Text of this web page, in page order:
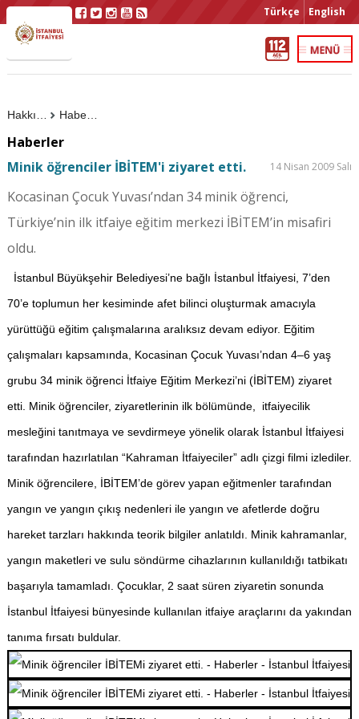
Türkçe English
Haberler
Haberler
Minik öğrenciler İBİTEM'i ziyaret etti.
14 Nisan 2009 Salı
Kocasinan Çocuk Yuvası’ndan 34 minik öğrenci,
Türkiye’nin ilk itfaiye eğitim merkezi İBİTEM’in misafiri
oldu.
İstanbul Büyükşehir Belediyesi’ne bağlı İstanbul İtfaiyesi, 7’den
70’e toplumun her kesiminde afet bilinci oluşturmak amacıyla
yürüttüğü eğitim çalışmalarına aralıksız devam ediyor. Eğitim
çalışmaları kapsamında, Kocasinan Çocuk Yuvası’ndan 4–6 yaş
grubu 34 minik öğrenci İtfaiye Eğitim Merkezi’ni (İBİTEM) ziyaret
etti. Minik öğrenciler, ziyaretlerinin ilk bölümünde,
itfaiyecilik
mesleğini tanıtmaya ve sevdirmeye yönelik olarak İstanbul İtfaiyesi
tarafından hazırlatılan “Kahraman İtfaiyeciler” adlı çizgi filmi izlediler.
Minik öğrencilere, İBİTEM’de görev yapan eğitmenler tarafından
yangın ve yangın çıkış nedenleri ile yangın ve afetlerde doğru
hareket tarzları hakkında teorik bilgiler anlatıldı. Minik kahramanlar,
yangın maketleri ve sulu söndürme cihazlarının kullanıldığı tatbikatı
başarıyla tamamladı. Çocuklar, 2 saat süren ziyaretin sonunda
İstanbul İtfaiyesi bünyesinde kullanılan itfaiye araçlarını da yakından
tanıma fırsatı buldular.